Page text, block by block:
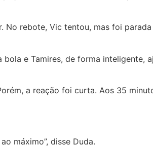
rebote, Vic tentou, mas foi
e Tamires, de forma inteligente,
a reação foi curta. Aos 35
máximo”, disse Duda.